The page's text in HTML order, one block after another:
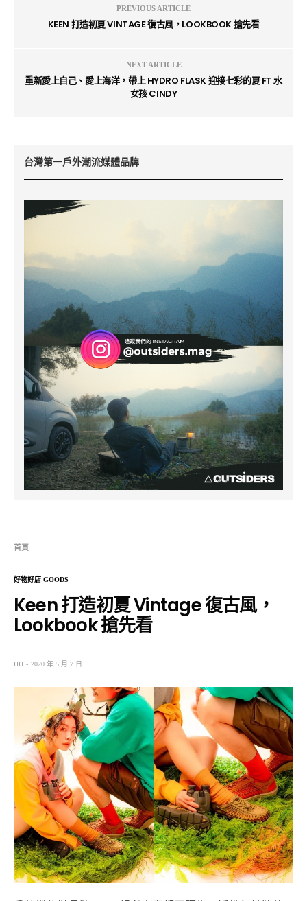
PREVIOUS ARTICLE
KEEN 打造初夏 VINTAGE 復古風，LOOKBOOK 搶先看
NEXT ARTICLE
重新愛上自己、愛上海洋，帶上 HYDRO FLASK 迎接七彩的夏 FT.水
女孩 CINDY
台灣第一戶外潮流媒體品牌
首頁
好物好店 GOODS
Keen 打造初夏 Vintage 復古風，
Lookbook 搶先看
HH 2020 年 5 月 7 日